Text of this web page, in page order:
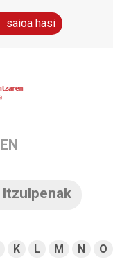
saioa hasi
EN
Itzulpenak
K L M N
O